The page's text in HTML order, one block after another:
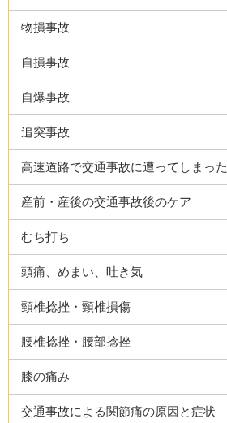
物損事故
自損事故
自爆事故
追突事故
高速道路で交通事故に遭ってしまった
産前・産後の交通事故後のケア
むち打ち
頭痛、めまい、吐き気
頸椎捻挫・頸椎損傷
腰椎捻挫・腰部捻挫
膝の痛み
交通事故による関節痛の原因と症状